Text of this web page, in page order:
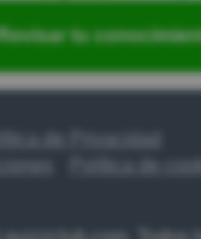
Revisar tu
हिन्दी 한국어
de Privacidad